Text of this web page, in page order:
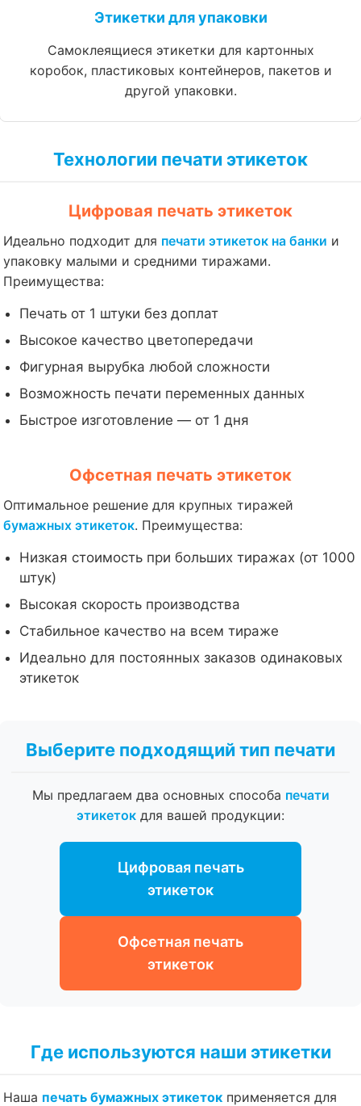
Этикетки для упаковки
Самоклеящиеся этикетки для картонных
коробок, пластиковых контейнеров, пакетов и
другой упаковки.
Технологии печати этикеток
Цифровая печать этикеток
Идеально подходит для печати этикеток на банки и
упаковку малыми и средними тиражами.
Преимущества:
Печать от 1 штуки без доплат
Высокое качество цветопередачи
Фигурная вырубка любой сложности
Возможность печати переменных данных
Быстрое изготовление — от 1 дня
Офсетная печать этикеток
Оптимальное решение для крупных тиражей
бумажных этикеток. Преимущества:
Низкая стоимость при больших тиражах (от 1000
штук)
Высокая скорость производства
Стабильное качество на всем тираже
Идеально для постоянных заказов одинаковых
этикеток
Выберите подходящий тип печати
Мы предлагаем два основных способа печати
этикеток для вашей продукции:
Цифровая печать
этикеток
Офсетная печать
этикеток
Где используются наши этикетки
Наша печать бумажных этикеток применяется для